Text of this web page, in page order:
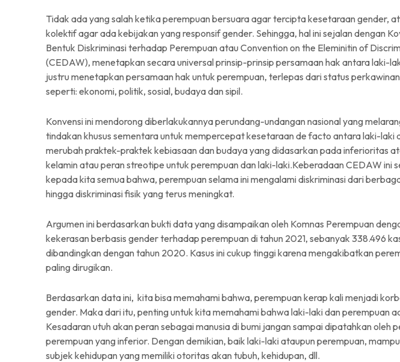
Tidak ada yang salah ketika perempuan bersuara agar tercipta kesetaraan gender,
kolektif agar ada kebijakan yang responsif gender. Sehingga, hal ini sejalan dengan
Bentuk Diskriminasi terhadap Perempuan atau Convention on the Eleminitin of
(CEDAW), menetapkan secara universal prinsip-prinsip persamaan hak antara laki-
justru menetapkan persamaan hak untuk perempuan, terlepas dari status
seperti: ekonomi, politik, sosial, budaya dan sipil.
Konvensi ini mendorong diberlakukannya perundang-undangan nasional yang
tindakan khusus sementara untuk mempercepat kesetaraan de facto antara laki-laki
merubah praktek-praktek kebiasaan dan budaya yang didasarkan pada inferioritas
kelamin atau peran streotipe untuk perempuan dan laki-laki.Keberadaan CEDAW ini
kepada kita semua bahwa, perempuan selama ini mengalami diskriminasi dari
hingga diskriminasi fisik yang terus meningkat.
Argumen ini berdasarkan bukti data yang disampaikan oleh Komnas Perempuan
kekerasan berbasis gender terhadap perempuan di tahun 2021, sebanyak 338.496
dibandingkan dengan tahun 2020. Kasus ini cukup tinggi karena mengakibatkan
paling dirugikan.
Berdasarkan data ini, kita bisa memahami bahwa, perempuan kerap kali menjadi
gender. Maka dari itu, penting untuk kita memahami bahwa laki-laki dan perempuan
Kesadaran utuh akan peran sebagai manusia di bumi jangan sampai dipatahkan oleh
perempuan yang inferior. Dengan demikian, baik laki-laki ataupun perempuan,
subjek kehidupan yang memiliki otoritas akan tubuh, kehidupan, dll.